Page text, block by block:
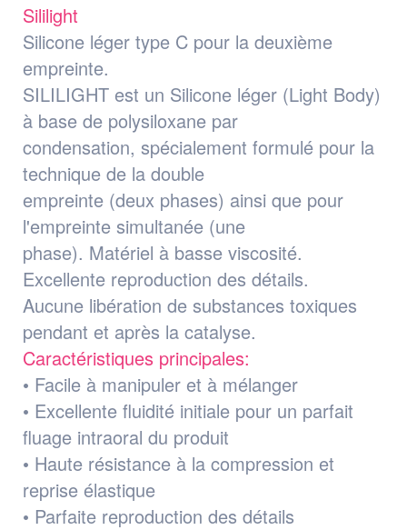
Sililight
Silicone léger type C pour la deuxième
empreinte.
SILILIGHT est un Silicone léger (Light Body)
à base de polysiloxane par
condensation, spécialement formulé pour la
technique de la double
empreinte (deux phases) ainsi que pour
l'empreinte simultanée (une
phase). Matériel à basse viscosité.
Excellente reproduction des détails.
Aucune libération de substances toxiques
pendant et après la catalyse.
Caractéristiques principales:
• Facile à manipuler et à mélanger
• Excellente fluidité initiale pour un parfait
fluage intraoral du produit
• Haute résistance à la compression et
reprise élastique
• Parfaite reproduction des détails